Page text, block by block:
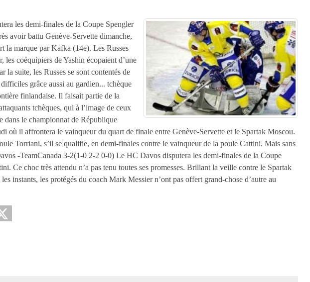
les demi-finales de la Coupe Spengler
avoir battu Genève-Servette dimanche,
la marque par Kafka (14e). Les Russes
les coéquipiers de Yashin écopaient d’une
suite, les Russes se sont contentés de
grâce aussi au gardien... tchèque
finlandaise. Il faisait partie de la
tchèques, qui à l’image de ceux
dans le championnat de République
où il affrontera le vainqueur du quart de finale entre Genève-Servette et le Spartak Moscou.
Torriani, s’il se qualifie, en demi-finales contre le vainqueur de la poule Cattini. Mais sans
-TeamCanada 3-2(1-0 2-2 0-0) Le HC Davos disputera les demi-finales de la Coupe
Ce choc très attendu n’a pas tenu toutes ses promesses. Brillant la veille contre le Spartak
instants, les protégés du coach Mark Messier n’ont pas offert grand-chose d’autre au